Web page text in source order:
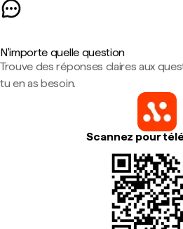
N'importe quelle question
Trouve des réponses claires aux
tu en as besoin.
Scannez pour